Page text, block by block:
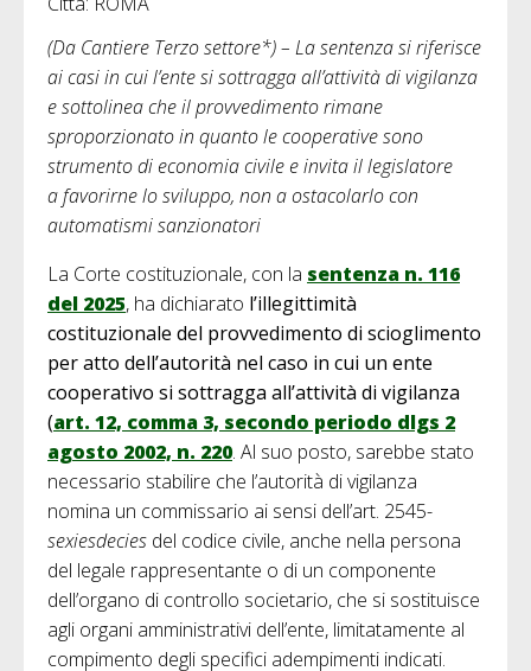
(Da Cantiere Terzo settore*) – La sentenza si riferisce
ai casi in cui l’ente si sottragga all’attività di vigilanza
e sottolinea che il provvedimento rimane
sproporzionato in quanto le cooperative sono
strumento di economia civile e invita il legislatore
a favorirne lo sviluppo, non a ostacolarlo con
automatismi sanzionatori
La Corte costituzionale, con la sentenza n. 116
del 2025, ha dichiarato l’illegittimità
costituzionale del provvedimento di scioglimento
per atto dell’autorità nel caso in cui un ente
cooperativo si sottragga all’attività di vigilanza
(art. 12, comma 3, secondo periodo dlgs 2
agosto 2002, n. 220. Al suo posto, sarebbe stato
necessario stabilire che l’autorità di vigilanza
nomina un commissario ai sensi dell’art. 2545-
sexiesdecies del codice civile, anche nella persona
del legale rappresentante o di un componente
dell’organo di controllo societario, che si sostituisce
agli organi amministrativi dell’ente, limitatamente al
compimento degli specifici adempimenti indicati.